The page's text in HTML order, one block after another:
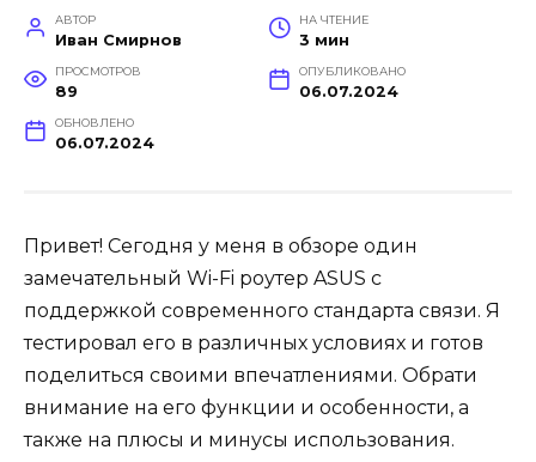
АВТОР
Иван Смирнов
НА ЧТЕНИЕ
3 мин
ПРОСМОТРОВ
89
ОПУБЛИКОВАНО
06.07.2024
ОБНОВЛЕНО
06.07.2024
Привет! Сегодня у меня в обзоре один
замечательный Wi-Fi роутер ASUS с
поддержкой современного стандарта связи. Я
тестировал его в различных условиях и готов
поделиться своими впечатлениями. Обрати
внимание на его функции и особенности, а
также на плюсы и минусы использования.